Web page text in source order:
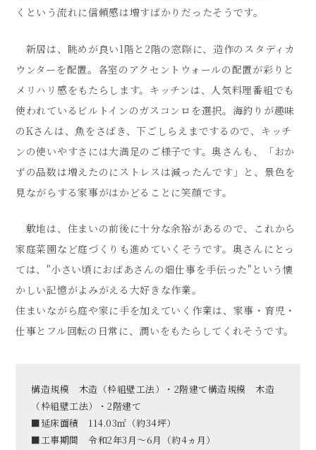
くという流れに信頼感は増すばかりだったそうです。
新居は、眺めが良い1階と2階の窓際に、造作のスタディカ
ウンターを配置。各室のアクセントウォールの配置が彩りと
メリハリ感をもたらします。キッチンは、人気料理番組でも
使われているビルトインのガスコンロを選択。海釣りが趣味
のKさんは、魚をさばき、下ごしらえまでするので、キッチ
ンの使いやすさには大満足のご様子です。奥さんも、「おか
ずの品数は増えたのにストレスは減ったんです」と、景色を
見ながらする家事がはかどることに笑顔です。
敷地は、住まいの前後に十分な余裕があるので、これから
家庭菜園など庭づくりも進めていくそうです。奥さんにとっ
ては、"小さい頃におばあさんの畑仕事を手伝った"という懐
かしい記憶がよみがえる大好きな作業。
住まいながら庭や家に手を加えていく作業は、家事・育児・
仕事とフル回転の日常に、潤いをもたらしてくれそうです。
構造規模 木造（枠組壁工法）・2階建て構造規模 木造
（枠組壁工法）・2階建て
■延床面積 114.03㎡（約34坪）
■工事期間 令和2年3月〜6月（約4ヵ月）